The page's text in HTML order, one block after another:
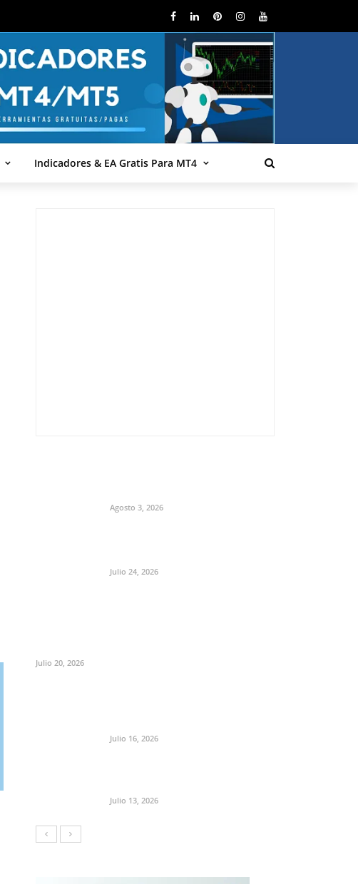
Indicadores & EA Gratis Para MT4
Agosto 3, 2026
Julio 24, 2026
Julio 20, 2026
Julio 16, 2026
Julio 13, 2026